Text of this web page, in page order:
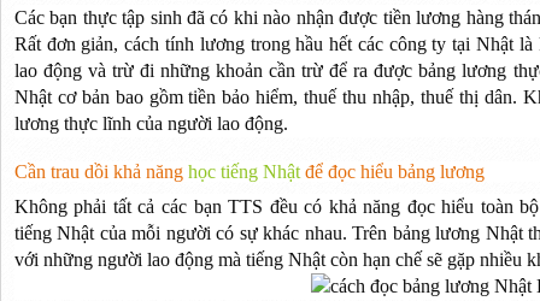
Các bạn thực tập sinh đã có khi nào nhận được tiền lương hàng
Rất đơn giản, cách tính lương trong hầu hết các công ty tại Nhật
lao động và trừ đi những khoản cần trừ để ra được bảng lương
Nhật cơ bản bao gồm tiền bảo hiểm, thuế thu nhập, thuế thị dân.
lương thực lĩnh của người lao động.
Cần trau dồi khả năng học tiếng Nhậtđể đọc hiểu bảng lương
Không phải tất cả các bạn TTS đều có khả năng đọc hiểu toàn
tiếng Nhật của mỗi người có sự khác nhau. Trên bảng lương Nhật
với những người lao động mà tiếng Nhật còn hạn chế sẽ gặp nhiều